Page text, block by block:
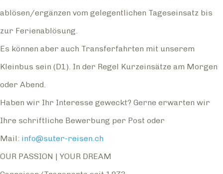
ablösen/ergänzen vom gelegentlichen Tageseinsatz bis
zur Ferienablösung.
Es können aber auch Transferfahrten mit unserem
Kleinbus sein (D1). In der Regel Kurzeinsätze am Morgen
oder Abend.
Haben wir Ihr Interesse geweckt? Gerne erwarten wir
Ihre schriftliche Bewerbung per Post oder
Mail: info@suter-reisen.ch
OUR PASSION | YOUR DREAM